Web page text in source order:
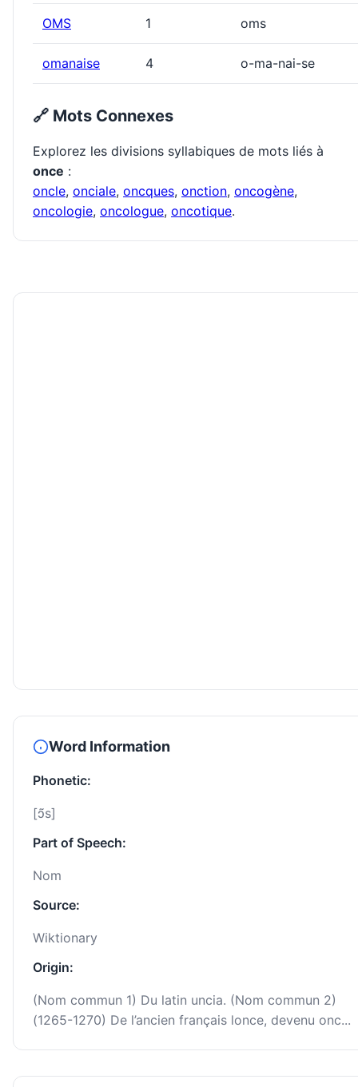
OMS 1 oms
omanaise 4 o-ma-nai-se
🔗 Mots Connexes
Explorez les divisions syllabiques de mots liés à
once :
oncle, onciale, oncques, onction, oncogène,
oncologie, oncologue, oncotique.
Word Information
Phonetic:
[ɔ̃s]
Part of Speech:
Nom
Source:
Wiktionary
Origin:
(Nom commun 1) Du latin uncia. (Nom commun 2)
(1265-1270) De l’ancien français lonce, devenu onc...